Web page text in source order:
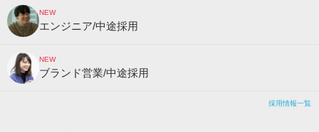
NEW
エンジニア/中途採用
NEW
ブランド営業/中途採用
採用情報一覧